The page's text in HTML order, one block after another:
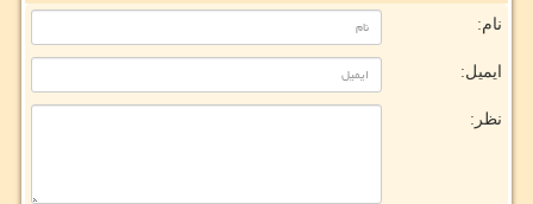
نام:
ایمیل:
نظر: